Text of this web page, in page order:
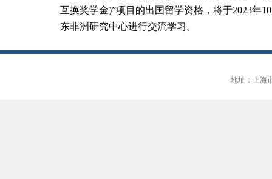
互换奖学金)”项目的出国留学资格，将于2023年10
东非洲研究中心进行交流学习。
地址：上海